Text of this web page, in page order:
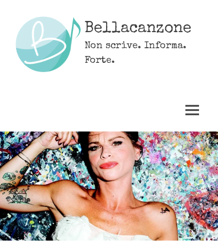
content
Bellacanzone
Non scrive. Informa.
Forte.
MENU